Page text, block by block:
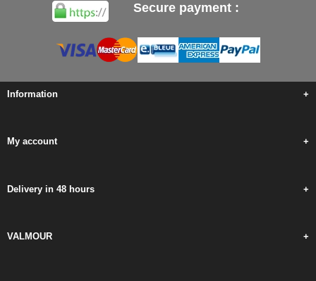
Secure payment :
Information +
My account +
Delivery in 48 hours +
VALMOUR +